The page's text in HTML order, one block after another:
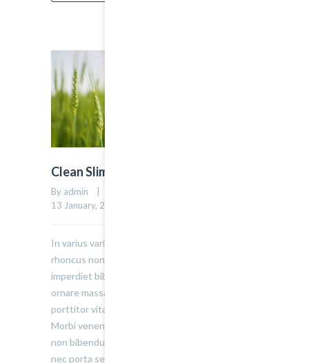
Clean Slim Post
By admin    |    Uncategorized    |
13 January, 2015    |
In varius varius justo, eget ultrices mauris
rhoncus non. Morbi tristique, mauris eu
imperdiet bibendum, velit diam iaculis velit, in
ornare massa enim at lorem. Etiam risus diam,
porttitor vitae ultrices quis. Dapibus id dolor.
Morbi venenatis lacinia rhoncus. Pellentesque
non bibendum tellus, vitae semper sem. Morbi
nec porta sem, eget egestas leo. Donec